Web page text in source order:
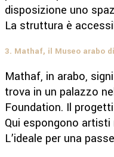
disposizione uno
La struttura è
3. Mathaf, il Museo arabo
Mathaf, in arabo,
trova in un palazzo
Foundation. Il
Qui espongono
L’ideale per una